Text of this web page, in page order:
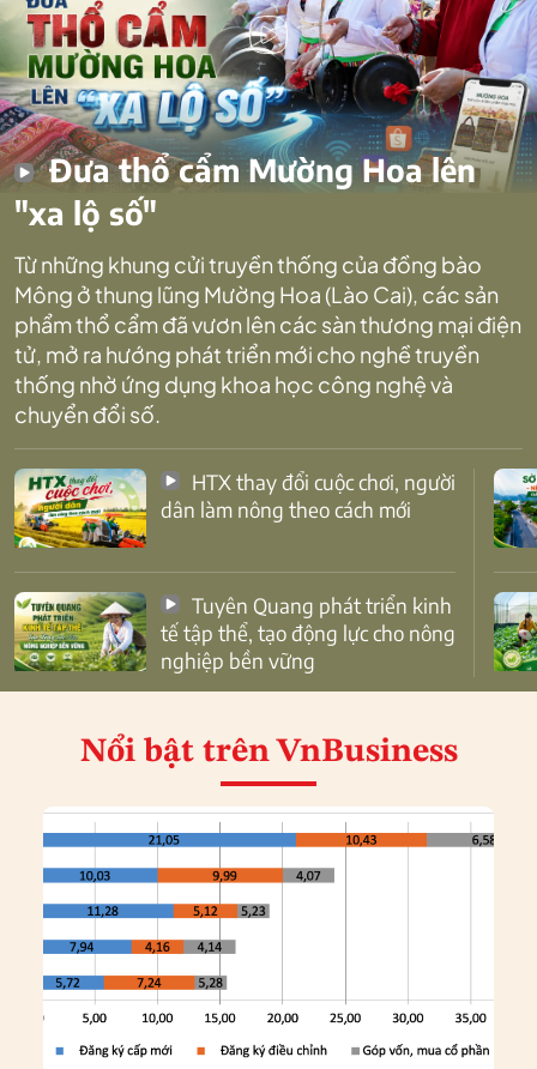
Đưa thổ cẩm Mường Hoa lên
"xa lộ số"
Từ những khung cửi truyền thống của đồng bào
Mông ở thung lũng Mường Hoa (Lào Cai), các sản
phẩm thổ cẩm đã vươn lên các sàn thương mại điện
tử, mở ra hướng phát triển mới cho nghề truyền
thống nhờ ứng dụng khoa học công nghệ và
chuyển đổi số.
dân làm nông theo cách mới
tế tập thể, tạo động lực cho nông
nghiệp bền vững
Nổi bật trên VnBusiness